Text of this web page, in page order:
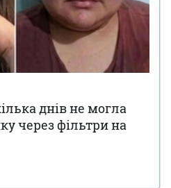
днів не могла
через фільтри на